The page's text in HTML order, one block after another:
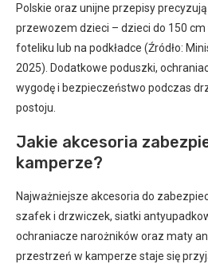
Polskie oraz unijne przepisy
przewozem dzieci – dzieci do 150
foteliku lub na podkładce (Źródło:
2025). Dodatkowe poduszki,
wygodę i bezpieczeństwo podczas
postoju.
Jakie akcesoria
kamperze?
Najważniejsze akcesoria do
szafek i drzwiczek, siatki
ochraniacze narożników oraz maty
przestrzeń w kamperze staje się